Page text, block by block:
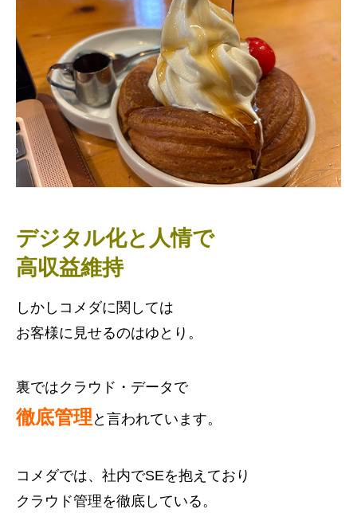
デジタル化と人情で
高収益維持
しかしコメダに関しては
お客様に見せるのはゆとり。
裏ではクラウド・データで
徹底管理 と言われています。
コメダでは、社内でSEを抱えており
クラウド管理を徹底している。